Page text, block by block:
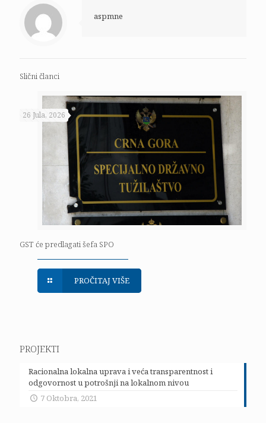
aspmne
Slični članci
26 Jula, 2026
GST će predlagati šefa SPO
PROČITAJ VIŠE
PROJEKTI
Racionalna lokalna uprava i veća transparentnost i
odgovornost u potrošnji na lokalnom nivou
7 Oktobra, 2021